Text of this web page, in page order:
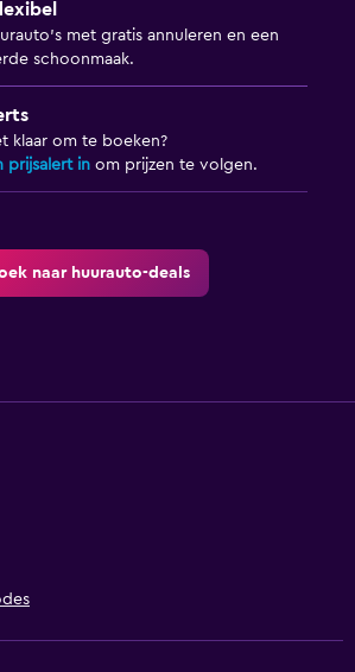
met gratis annuleren en een
schoonmaak.
klaar om te boeken?
prijsalert in om prijzen te volgen.
naar huurauto-deals